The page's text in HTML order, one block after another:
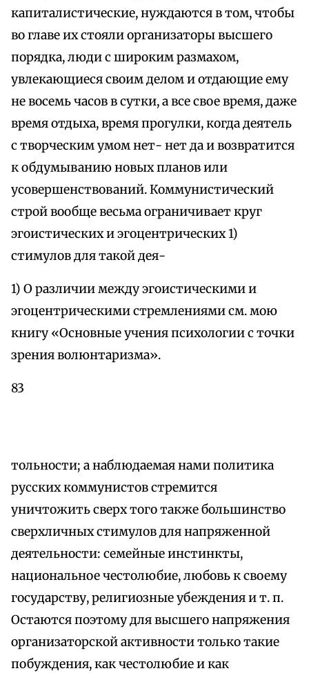
капиталистические, нуждаются в том, чтобы
во главе их стояли организаторы высшего
порядка, люди с широким размахом,
увлекающиеся своим делом и отдающие ему
не восемь часов в сутки, а все свое время, даже
время отдыха, время прогулки, когда деятель
с творческим умом нет- нет да и возвратится
к обдумыванию новых планов или
усовершенствований. Коммунистический
строй вообще весьма ограничивает круг
эгоистических и эгоцентрических 1)
стимулов для такой дея-
1) О различии между эгоистическими и
эгоцентрическими стремлениями см. мою
книгу «Основные учения психологии с точки
зрения волюнтаризма».
83
тольности; а наблюдаемая нами политика
русских коммунистов стремится
уничтожить сверх того также большинство
сверхличных стимулов для напряженной
деятельности: семейные инстинкты,
национальное честолюбие, любовь к своему
государству, религиозные убеждения и т. п.
Остаются поэтому для высшего напряжения
организаторской активности только такие
побуждения, как честолюбие и как